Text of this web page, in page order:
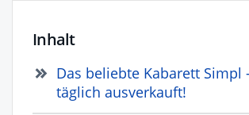
Inhalt
Das beliebte Kabarett Simpl
täglich ausverkauft!